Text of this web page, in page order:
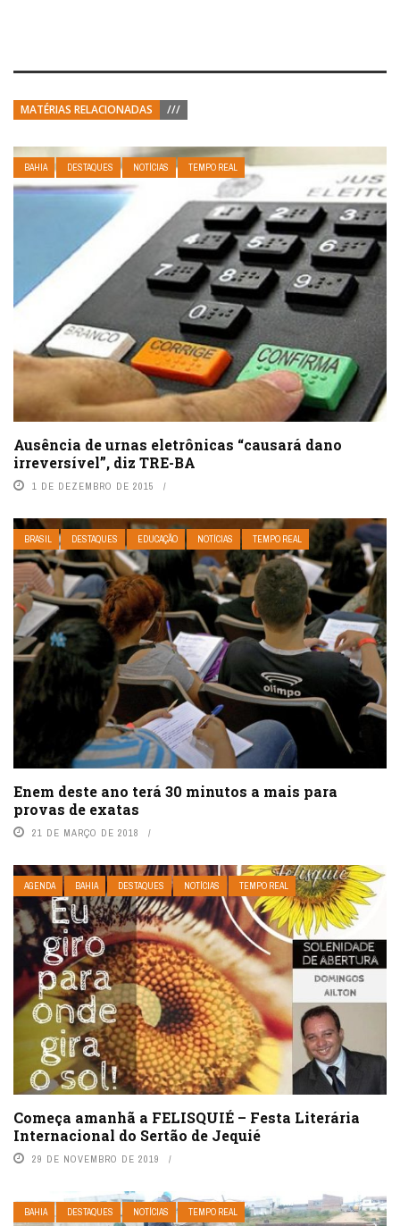
MATÉRIAS RELACIONADAS ///
BAHIA DESTAQUES NOTÍCIAS TEMPO REAL
Ausência de urnas eletrônicas “causará dano
irreversível”, diz TRE-BA
1 DE DEZEMBRO DE 2015
BRASIL DESTAQUES EDUCAÇÃO NOTÍCIAS TEMPO REAL
Enem deste ano terá 30 minutos a mais para
provas de exatas
21 DE MARÇO DE 2018
AGENDA BAHIA DESTAQUES NOTÍCIAS TEMPO REAL
Começa amanhã a FELISQUIÉ – Festa Literária
Internacional do Sertão de Jequié
29 DE NOVEMBRO DE 2019
BAHIA DESTAQUES NOTÍCIAS TEMPO REAL